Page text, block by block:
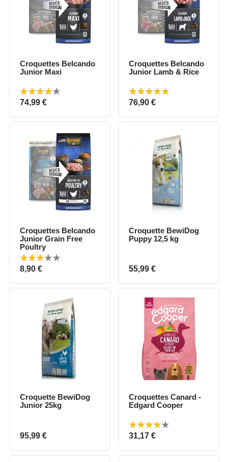
Croquettes Belcando
Junior Maxi
Prix
74,99 €
Croquettes Belcando
Junior Lamb & Rice
Prix
76,90 €
Croquettes Belcando
Junior Grain Free
Poultry
Prix
8,90 €
Croquette BewiDog
Puppy 12,5 kg
Prix
55,99 €
Croquette BewiDog
Junior 25kg
Prix
95,99 €
Croquettes Canard -
Edgard Cooper
Prix
31,17 €